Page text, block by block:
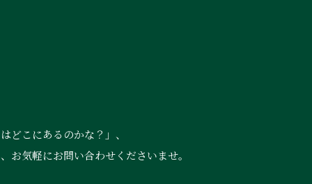
どこにあるのかな？」、
気軽にお問い合わせくださいませ。